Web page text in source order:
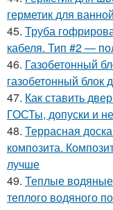
герметик для
45. Труба
кабеля. Тип #2 —
46. Газобетонный
газобетонный блок
47. Как ставить
ГОСТы, допуски и
48. Террасная
композита.
лучше
49. Теплые
теплого водяного